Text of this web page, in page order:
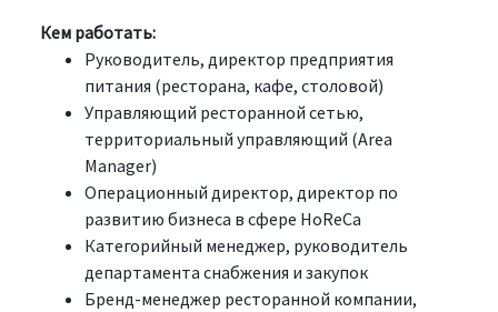
Кем работать:
Руководитель, директор предприятия
питания (ресторана, кафе, столовой)
Управляющий ресторанной сетью,
территориальный управляющий (Area
Manager)
Операционный директор, директор по
развитию бизнеса в сфере HoReCa
Категорийный менеджер, руководитель
департамента снабжения и закупок
Бренд-менеджер ресторанной компании,